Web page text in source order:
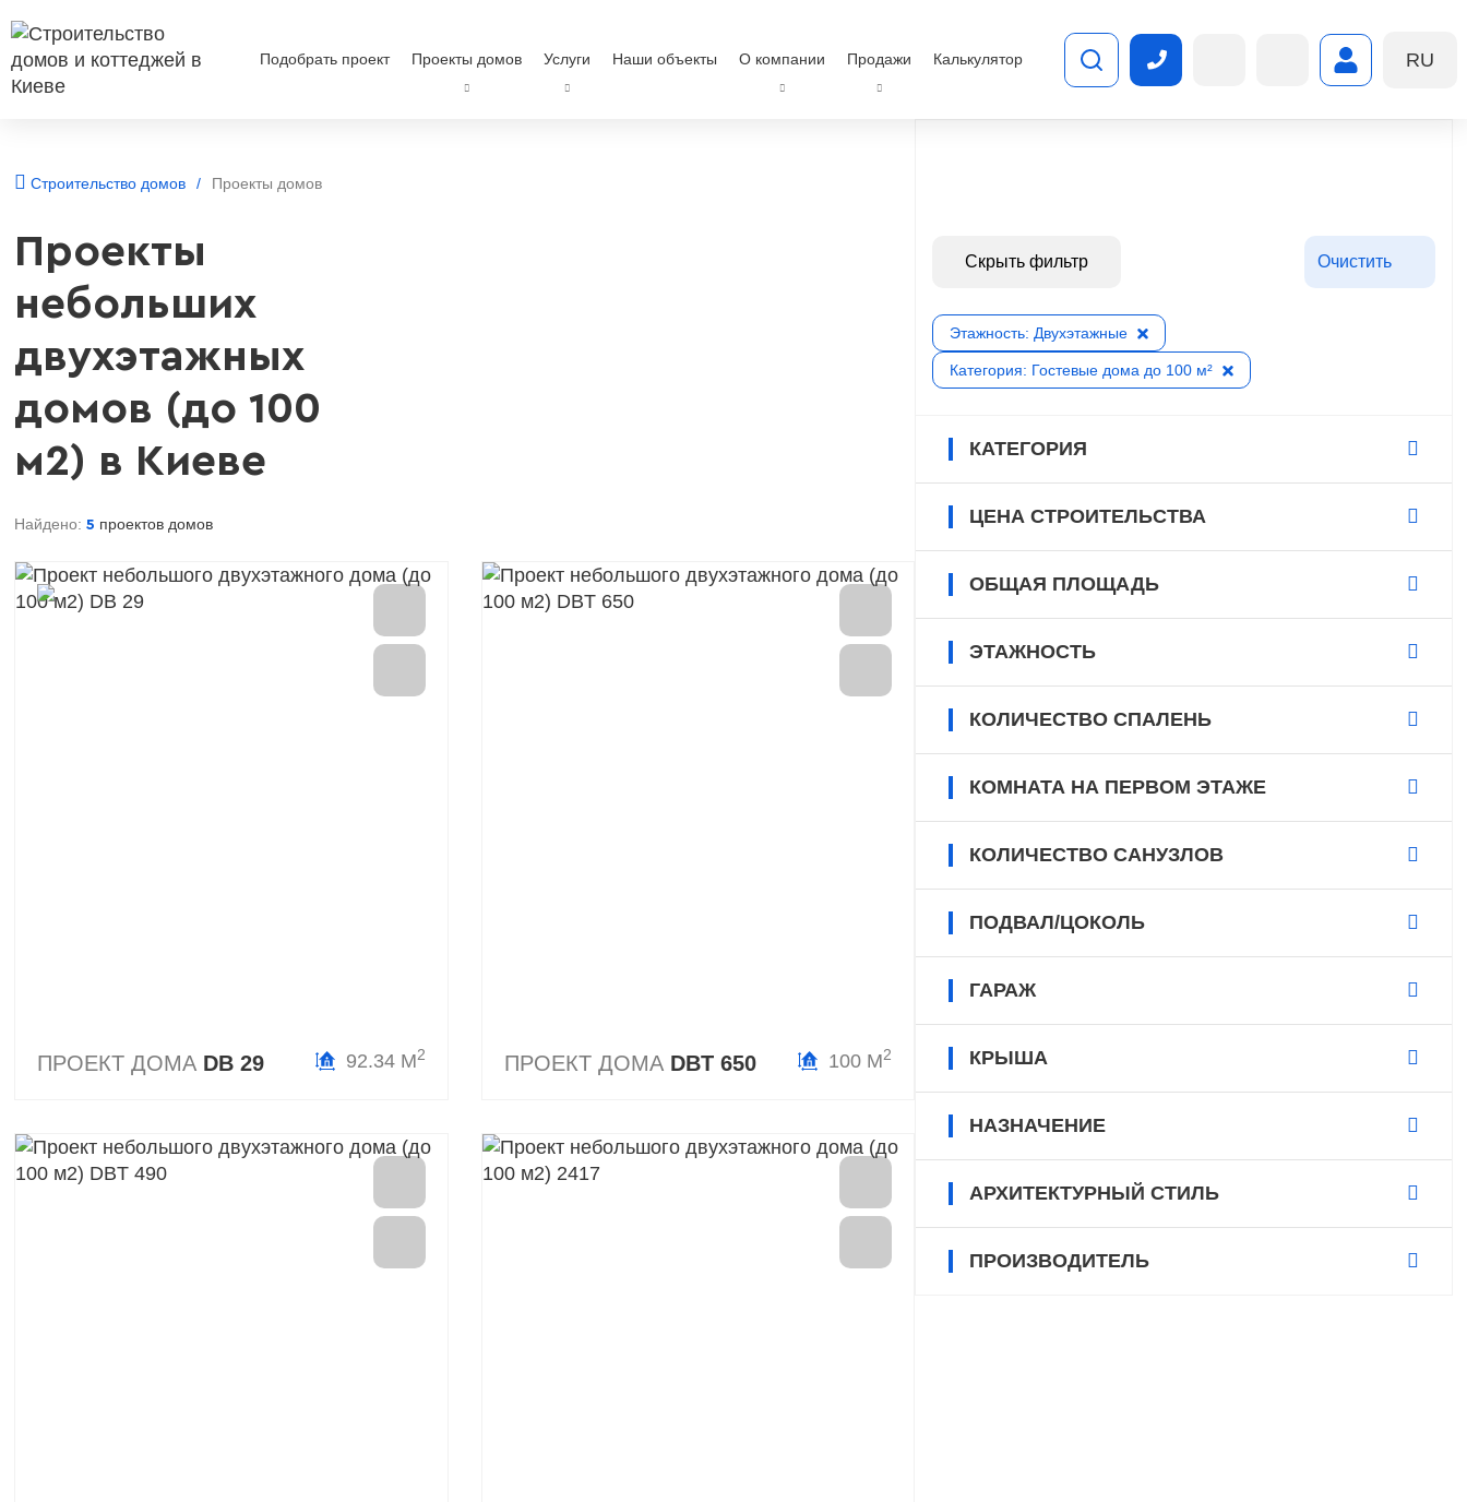
Подобрать проект Проекты домов Услуги Наши объекты О компании Продажи Калькулятор RU
Строительство домов Проекты домов
Проекты
небольших
двухэтажных
домов (до 100
м2) в Киеве
Найдено: 5 проектов домов
ПРОЕКТ ДОМА DB 29 92.34 М2 ПРОЕКТ ДОМА DBT 650 100 М2
Скрыть фильтр Очистить
Этажность: Двухэтажные
Категория: Гостевые дома до 100 м²
КАТЕГОРИЯ
ЦЕНА СТРОИТЕЛЬСТВА
ОБЩАЯ ПЛОЩАДЬ
ЭТАЖНОСТЬ
КОЛИЧЕСТВО СПАЛЕНЬ
КОМНАТА НА ПЕРВОМ ЭТАЖЕ
КОЛИЧЕСТВО САНУЗЛОВ
ПОДВАЛ/ЦОКОЛЬ
ГАРАЖ
КРЫША
НАЗНАЧЕНИЕ
АРХИТЕКТУРНЫЙ СТИЛЬ
ПРОИЗВОДИТЕЛЬ